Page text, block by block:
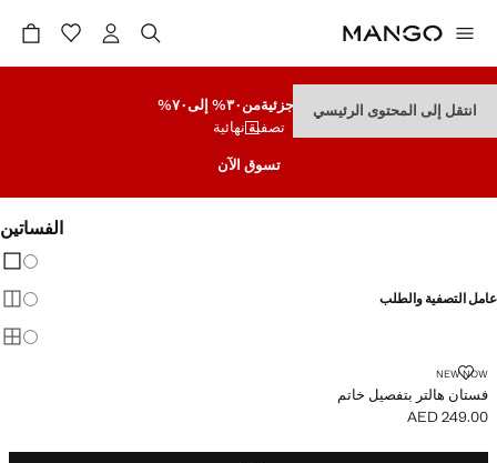
انتقل إلى المحتوى الرئيسيتنزيلات جزئيةمن٣٠% إلى٧٠%
تصفية نهائية
تسوق الآن
الفساتين
عامل التصفية والطلب
NEW NOW
فستان هالتر بتفصيل خاتم
فستان هالتر بتفصيل خاتم
السعر الحالي [AED 249.00 ]
AED 249.00